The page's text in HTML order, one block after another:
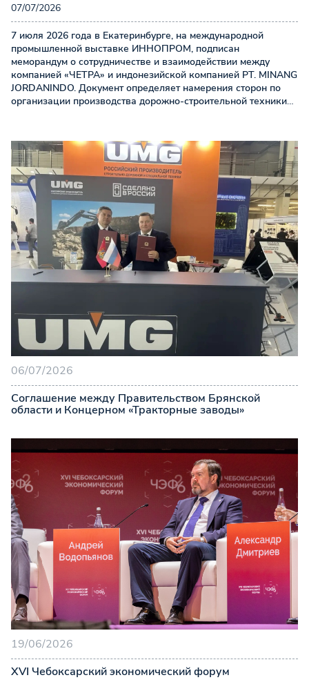
07/07/2026
7 июля 2026 года в Екатеринбурге, на международной
промышленной выставке ИННОПРОМ, подписан
меморандум о сотрудничестве и взаимодействии между
компанией «ЧЕТРА» и индонезийской компанией PT. MINANG
JORDANINDO. Документ определяет намерения сторон по
организации производства дорожно-строительной техники
под локальным брендом «URALINDO», который
позиционируется как индонезийский продукт, созданный на
основе российских технологий и производственного опыта
ЧЕТРА.
06/07/2026
Cоглашение между Правительством Брянской
области и Концерном «Тракторные заводы»
19/06/2026
XVI Чебоксарский экономический форум